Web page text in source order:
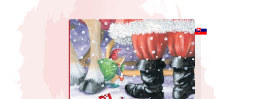
Doplnkový sortiment
Populárno - náučné pre deti